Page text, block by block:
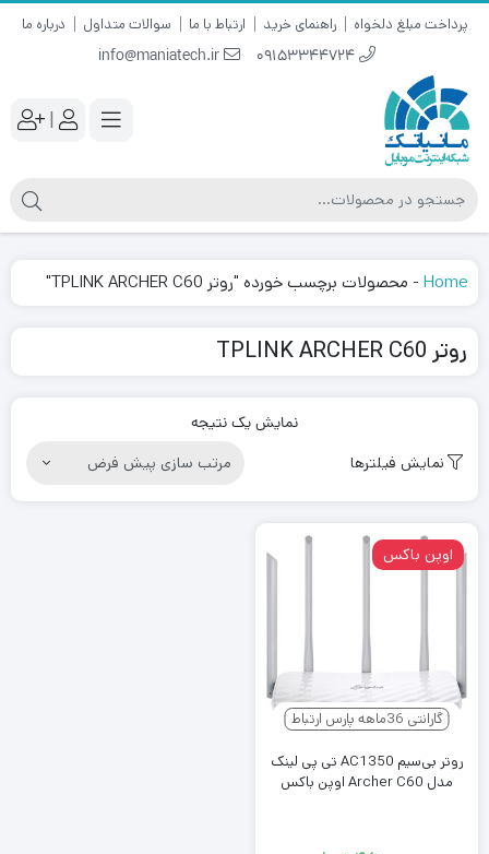
پرداخت مبلغ دلخواه راهنمای خرید ارتباط با ما سوالات متداول درباره ما
09153344724
info@maniatech.ir
|
Home
- محصولات برچسب خورده "روتر TPLINK ARCHER C60"
روتر TPLINK ARCHER C60
نمایش یک نتیجه
نمایش فیلترها
گارانتی 36ماهه پارس ارتباط
اوپن باکس
روتر بی‌سیم AC1350 تی پی لینک
مدل Archer C60 اوپن باکس